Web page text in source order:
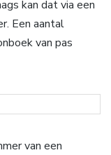
kan dat via een
Een aantal
van pas
van een